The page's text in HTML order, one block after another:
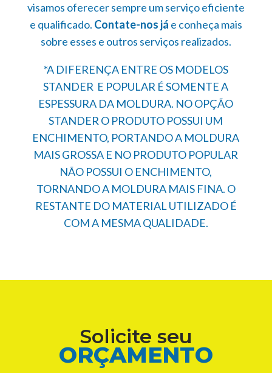
visamos oferecer sempre um serviço eficiente
e qualificado. Contate-nos já e conheça mais
sobre esses e outros serviços realizados.
*A DIFERENÇA ENTRE OS MODELOS
STANDER E POPULAR É SOMENTE A
ESPESSURA DA MOLDURA. NO OPÇÃO
STANDER O PRODUTO POSSUI UM
ENCHIMENTO, PORTANDO A MOLDURA
MAIS GROSSA E NO PRODUTO POPULAR
NÃO POSSUI O ENCHIMENTO,
TORNANDO A MOLDURA MAIS FINA. O
RESTANTE DO MATERIAL UTILIZADO É
COM A MESMA QUALIDADE.
Solicite seu
ORÇAMENTO